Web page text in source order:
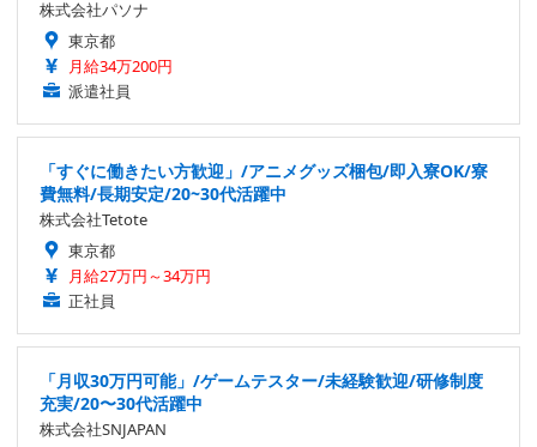
株式会社パソナ
東京都
月給34万200円
派遣社員
「すぐに働きたい方歓迎」/アニメグッズ梱包/即入寮OK/寮
費無料/長期安定/20~30代活躍中
株式会社Tetote
東京都
月給27万円～34万円
正社員
「月収30万円可能」/ゲームテスター/未経験歓迎/研修制度
充実/20〜30代活躍中
株式会社SNJAPAN